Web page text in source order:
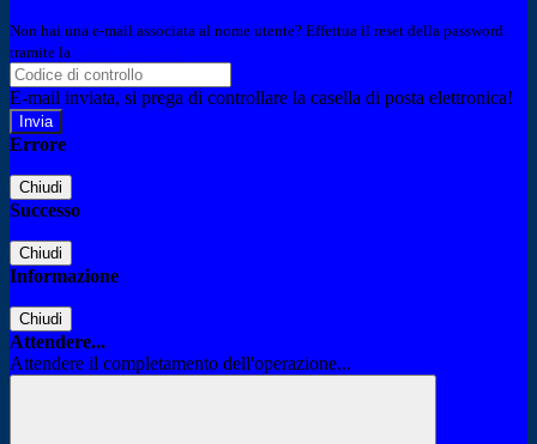
Non hai una e-mail associata al nome utente? Effettua il reset della password
tramite la
E-mail inviata, si prega di controllare la casella di posta elettronica!
Errore
Chiudi
Successo
Chiudi
Informazione
Chiudi
Attendere...
Attendere il completamento dell'operazione...